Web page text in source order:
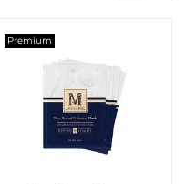
Premium